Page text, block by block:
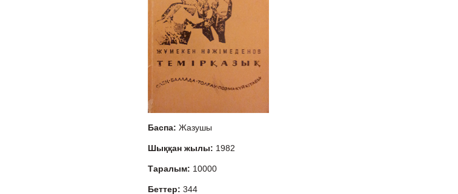
Баспа: Жазушы
Шыққан жылы: 1982
Таралым: 10000
Беттер: 344